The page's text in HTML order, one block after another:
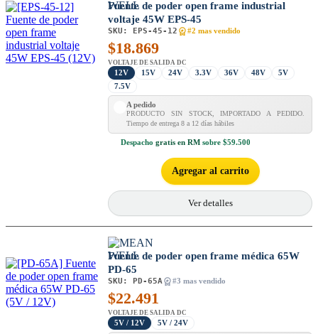
Fuente de poder open frame industrial
voltaje 45W EPS-45
SKU: EPS-45-12 #2 mas vendido
$18.869
VOLTAJE DE SALIDA DC
12V 15V 24V 3.3V 36V 48V
5V
7.5V
A pedido
PRODUCTO SIN STOCK, IMPORTADO A PEDIDO.
Tiempo de entrega 8 a 12 días hábiles
Despacho gratis en RM sobre $59.500
Agregar al carrito
Ver detalles
Fuente de poder open frame médica 65W
PD-65
SKU: PD-65A #3 mas vendido
$22.491
VOLTAJE DE SALIDA DC
5V / 12V 5V / 24V